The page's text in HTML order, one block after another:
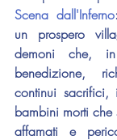
Scena dall'Inferno
un prospero
demoni che,
benedizione,
continui
bambini morti che